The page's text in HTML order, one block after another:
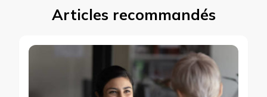
Articles recommandés